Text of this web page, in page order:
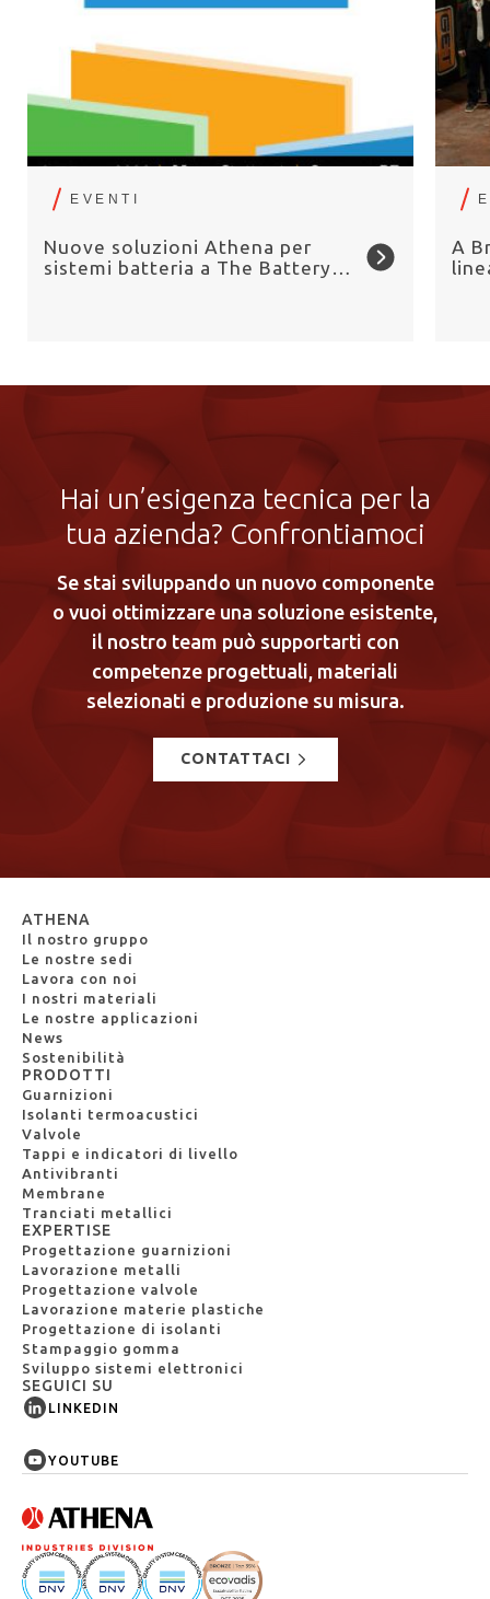
EVENTI
Nuove soluzioni Athena per
sistemi batteria a The Battery
A
Hai un’esigenza tecnica per la
tua azienda? Confrontiamoci
Se stai sviluppando un nuovo componente
o vuoi ottimizzare una soluzione esistente,
il nostro team può supportarti con
competenze progettuali, materiali
selezionati e produzione su misura.
CONTATTACI
ATHENA
Il nostro gruppo
Le nostre sedi
Lavora con noi
I nostri materiali
Le nostre applicazioni
News
Sostenibilità
PRODOTTI
Guarnizioni
Isolanti termoacustici
Valvole
Tappi e indicatori di livello
Antivibranti
Membrane
Tranciati metallici
EXPERTISE
Progettazione guarnizioni
Lavorazione metalli
Progettazione valvole
Lavorazione materie plastiche
Progettazione di isolanti
Stampaggio gomma
Sviluppo sistemi elettronici
SEGUICI SU
LINKEDIN
YOUTUBE